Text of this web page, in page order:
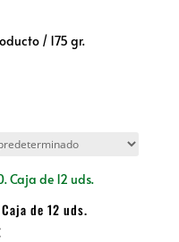
/ 175 gr.
de 12 uds.